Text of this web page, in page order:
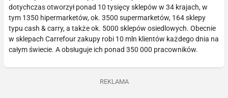
dotychczas otworzył ponad 10 tysięcy sklepów w 34 krajach, w
tym 1350 hipermarketów, ok. 3500 supermarketów, 164 sklepy
typu cash & carry, a także ok. 5000 sklepów osiedlowych. Obecnie
w sklepach Carrefour zakupy robi 10 mln klientów każdego dnia na
całym świecie. A obsługuje ich ponad 350 000 pracowników.
REKLAMA